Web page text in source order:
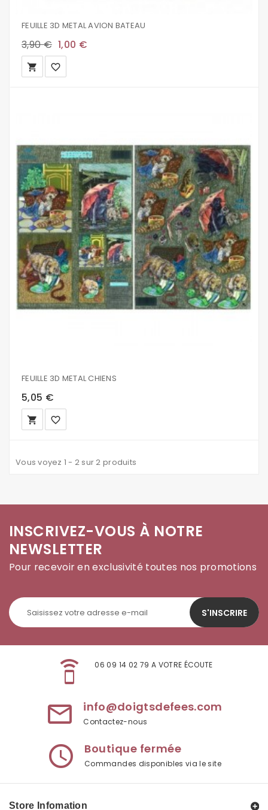
FEUILLE 3D METAL AVION BATEAU
3,90 € 1,00 €
local_grocery_store favorite_border
FEUILLE 3D METAL CHIENS
5,05 €
local_grocery_store favorite_border
Vous voyez 1 - 2 sur 2 produits
INSCRIVEZ-VOUS À NOTRE
NEWSLETTER
Pour recevoir en exclusivité toutes nos promotions
S'INSCRIRE
speaker_phone 06 09 14 02 79 A VOTRE ÉCOUTE
mail_outline info@doigtsdefees.com
Contactez-nous
access_time Boutique fermée
Commandes disponibles via le site
Store Infomation